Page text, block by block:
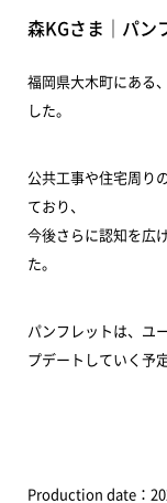
森KGさま｜パン
福岡県大木町にある
した。
公共工事や住宅周り
ており、
今後さらに認知を広
た。
パンフレットは、ユ
プデートしていく予
Production date：